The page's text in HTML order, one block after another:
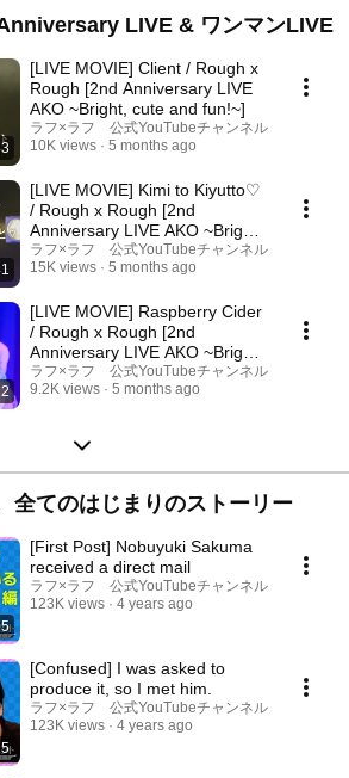
LIVE & ワンマンLIVE
[LIVE MOVIE] Client / Rough x
Rough [2nd Anniversary LIVE
AKO ~Bright, cute and fun!~]
ラフ×ラフ 公式YouTubeチャンネル
10K views
5 months ago
[LIVE MOVIE] Kimi to Kiyutto♡
/ Rough x Rough [2nd
Anniversary LIVE AKO ~Bright,
Cute and Fun!~]
ラフ×ラフ 公式YouTubeチャンネル
15K views
5 months ago
[LIVE MOVIE] Raspberry Cider
/ Rough x Rough [2nd
Anniversary LIVE AKO ~Bright,
Cute and Fun!~]
ラフ×ラフ 公式YouTubeチャンネル
9.2K views
5 months ago
全てのはじまりのストーリー
[First Post] Nobuyuki Sakuma
received a direct mail
ラフ×ラフ 公式YouTubeチャンネル
123K views
4 years ago
[Confused] I was asked to
produce it, so I met him.
ラフ×ラフ 公式YouTubeチャンネル
123K views
4 years ago